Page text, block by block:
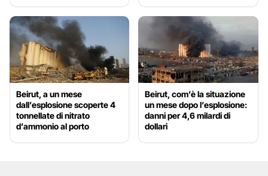
Beirut, a un mese
dall’esplosione scoperte 4
tonnellate di nitrato
d’ammonio al porto
Beirut, com’è la situazione
un mese dopo l’esplosione:
danni per 4,6 milardi di
dollari